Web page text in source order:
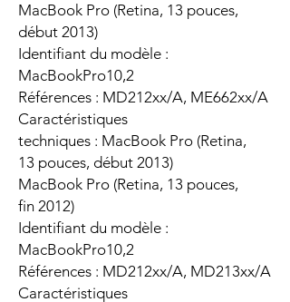
MacBook Pro (Retina, 13 pouces,
début 2013)
Identifiant du modèle :
MacBookPro10,2
Références : MD212xx/A, ME662xx/A
Caractéristiques
techniques : MacBook Pro (Retina,
13 pouces, début 2013)
MacBook Pro (Retina, 13 pouces,
fin 2012)
Identifiant du modèle :
MacBookPro10,2
Références : MD212xx/A, MD213xx/A
Caractéristiques